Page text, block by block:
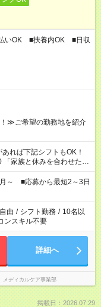
いOK ■扶養内OK ■日収
≫ご希望の勤務地を紹介
い」 「できれば残業はし
※Wワーク希望
時間と、もう1つのお仕事
場合は応募できません。
月～ ■応募から最短2～3日
由 / シフト勤務 / 10名以
ンスキル不要
詳細へ
ディカルケア事業部
掲載日：2026.07.29